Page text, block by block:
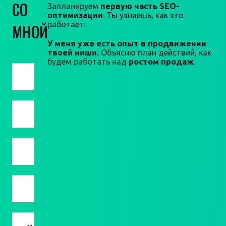
СО
МНОЙ
Запланируем первую часть SEO-
оптимизации. Ты узнаешь, как это
работает.
У меня уже есть опыт в продвижении
твоей ниши. Объясню план действий, как
будем работать над ростом продаж.